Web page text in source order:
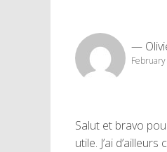
Salut et bravo
utile. J’ai